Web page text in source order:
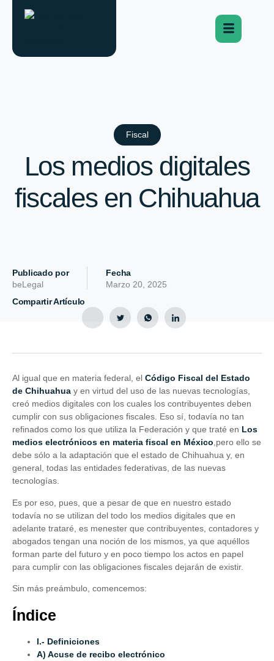
Fiscal
Los medios digitales
fiscales en Chihuahua
Publicado por
beLegal
Fecha
Marzo 20, 2025
Compartir Artículo
Al igual que en materia federal, el Código Fiscal del Estado
de Chihuahua y en virtud del uso de las nuevas tecnologías,
creó medios digitales con los cuales los contribuyentes deben
cumplir con sus obligaciones fiscales. Eso sí, todavía no tan
refinados como los que utiliza la Federación y que traté en Los
medios electrónicos en materia fiscal en México,pero ello se
debe sólo a la adaptación que el estado de Chihuahua y, en
general, todas las entidades federativas, de las nuevas
tecnologías.
Es por eso, pues, que a pesar de que en nuestro estado
todavía no se utilizan del todo los medios digitales que en
adelante trataré, es menester que contribuyentes, contadores y
abogados tengan una noción de los mismos, ya que aquéllos
forman parte del futuro y en poco tiempo los actos en papel
para cumplir con las obligaciones fiscales dejarán de existir.
Sin más preámbulo, comencemos:
Índice
I.- Definiciones
A) Acuse de recibo electrónico